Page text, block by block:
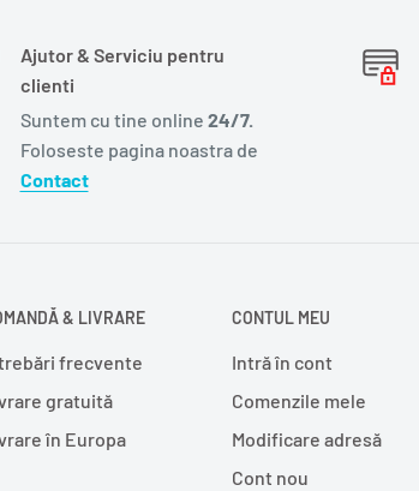
Ajutor & Serviciu pentru
clienti
Suntem cu tine online 24/7.
Foloseste pagina noastra de
Contact
& LIVRARE
frecvente
gratuită
în Europa
CONTUL MEU
Intră în cont
Comenzile mele
Modificare adresă
Cont nou